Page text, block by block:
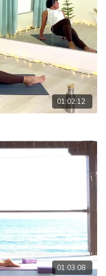
01:02:12
01:03:08